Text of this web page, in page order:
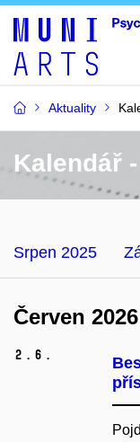
Aktuality
Kalendář
Srpen 2025
Červen 2026
2. 6.